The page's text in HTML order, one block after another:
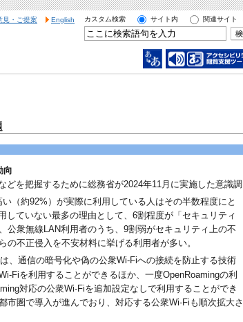
見・ご提案 English カスタム検索 サイト内 関連サイト
向
どを把握するために総務省が2024年11月に実施した意識調
（約92%）が実際に利用している人はその半数程度にと
していない最多の理由として、6割程度が「セキュリティ
公衆無線LAN利用者のうち、9割弱がセキュリティ上の不
不正侵入を不安材料に挙げる利用者が多い。
、通信の暗号化や偽の公衆Wi-Fiへの接続を防止する技術
Fiを利用することができるほか、一度OpenRoamingの利
対応の公衆Wi-Fiを追加設定なしで利用することができ
市圏で導入が進んでおり、対応する公衆Wi-Fiも順次拡大さ